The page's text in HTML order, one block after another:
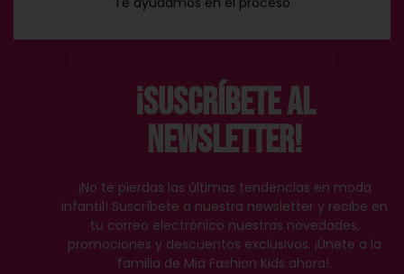
¡Suscríbete al
Newsletter!
¡No te pierdas las últimas tendencias en moda
infantil! Suscríbete a nuestra newsletter y recibe en
tu correo electrónico nuestras novedades,
promociones y descuentos exclusivos. ¡Únete a la
familia de Mia Fashion Kids ahora!.